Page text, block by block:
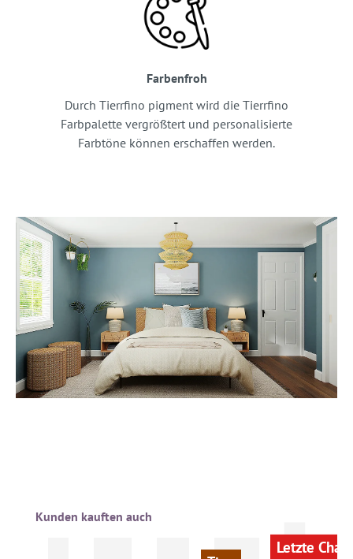
Farbenfroh
Durch Tierrfino pigment wird die Tierrfino
Farbpalette vergrößtert und personalisierte
Farbtöne können erschaffen werden.
Produktgalerie überspringen
Kunden kauften auch
Letzte